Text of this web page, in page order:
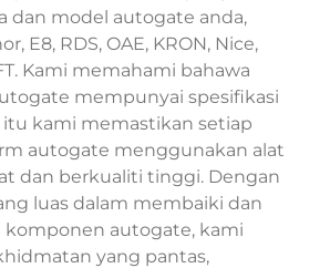
dan model autogate anda,
E8, RDS, OAE, KRON, Nice,
Kami memahami bahawa
mempunyai spesifikasi
kami memastikan setiap
autogate menggunakan alat
dan berkualiti tinggi. Dengan
luas dalam membaiki dan
autogate, kami
yang pantas,